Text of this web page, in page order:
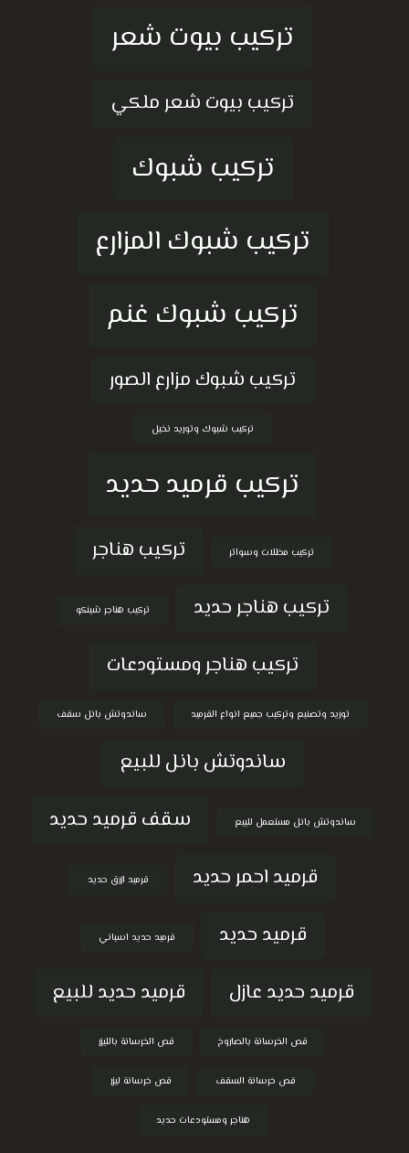
تركيب بيوت شعر
تركيب بيوت شعر ملكي
تركيب شبوك
تركيب شبوك المزارع
تركيب شبوك غنم
تركيب شبوك مزارع الصور
تركيب شبوك وتوريد نخيل
تركيب قرميد حديد
تركيب مظلات وسواتر
تركيب هناجر
تركيب هناجر حديد
تركيب هناجر شينكو
تركيب هناجر ومستودعات
توريد وتصنيع وتركيب جميع انواع القرميد ساندوتش بانل سقف
ساندوتش بانل للبيع
ساندوتش بانل مستعمل للبيع
سقف قرميد حديد
قرميد احمر حديد
قرميد ازرق حديد
قرميد حديد قرميد حديد اسباني
قرميد حديد عازل قرميد حديد للبيع
قص الخرسانة بالصاروخ قص الخرسانة بالليزر
قص خرسانة السقف قص خرسانة ليزر
هناجر ومستودعات حديد